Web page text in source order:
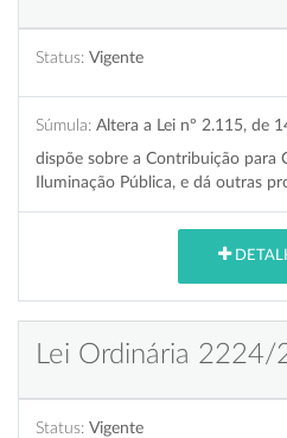
Status: Vigente
Súmula: Altera a Lei nº 2.115, de
dispõe sobre a Contribuição para
Iluminação Pública, e dá outras
Lei Ordinária 2224/
Status: Vigente